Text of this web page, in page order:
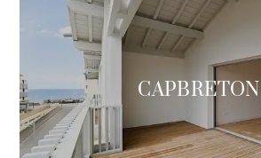
CAPBRETON